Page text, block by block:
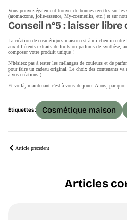
Vous pouvez également trouver de bonnes recettes sur
(aroma-zone, jolie-essence, My-cosmetiks, etc.) et sur
Conseil n°5 : laisser
La création de cosmétiques maison est à mi-chemin
aux différents extraits de fruits ou parfums de synthèse,
composer votre produit unique !
N'hésitez pas à tester les mélanges de couleurs et de
pour faire un cadeau original. Le choix des contenants
à vos créations ).
Et voilà, maintenant c'est à vous de jouer. Alors, par quoi
Étiquettes : Cosmétique maison
Article précédent
Articles